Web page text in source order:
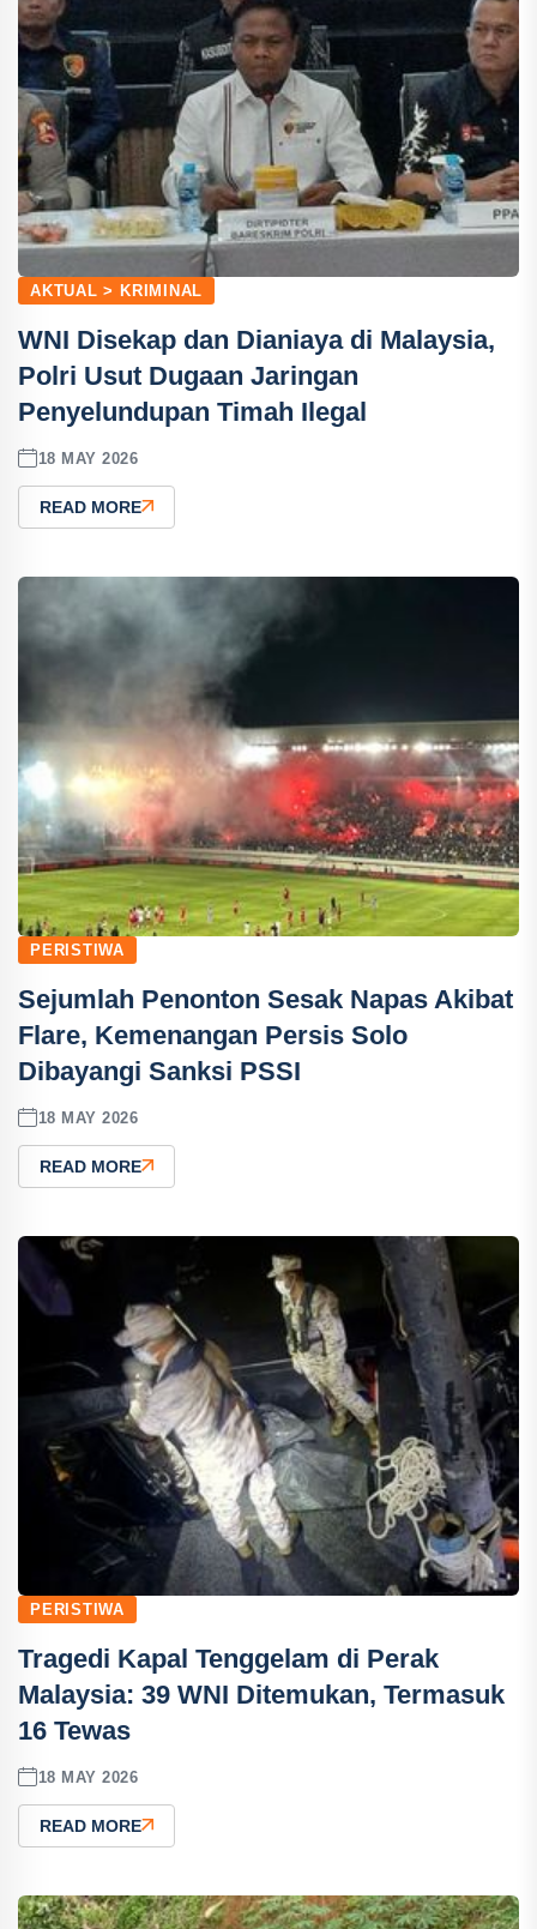
AKTUAL > KRIMINAL
WNI Disekap dan Dianiaya di Malaysia,
Polri Usut Dugaan Jaringan
Penyelundupan Timah Ilegal
18 MAY 2026
READ MORE
PERISTIWA
Sejumlah Penonton Sesak Napas Akibat
Flare, Kemenangan Persis Solo
Dibayangi Sanksi PSSI
18 MAY 2026
READ MORE
PERISTIWA
Tragedi Kapal Tenggelam di Perak
Malaysia: 39 WNI Ditemukan, Termasuk
16 Tewas
18 MAY 2026
READ MORE